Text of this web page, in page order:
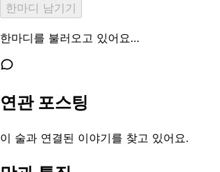
한마디 남기기
한마디를 불러오고 있어요…
연관 포스팅
이 술과 연결된 이야기를 찾고 있어요.